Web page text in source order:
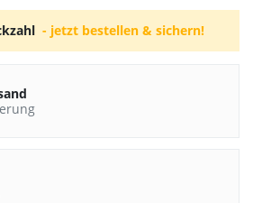
- jetzt bestellen & sichern!